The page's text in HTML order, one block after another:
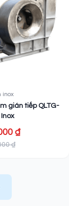
inox
gián tiếp QLTG-
Inox
₫
₫